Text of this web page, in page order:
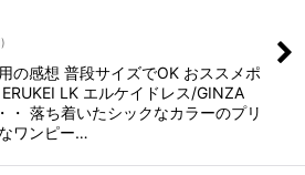
)
の感想 普段サイズでOK おススメポ
LK エルケイドレス/GINZA
・ 落ち着いたシックなカラーのプリ
ワンピー…